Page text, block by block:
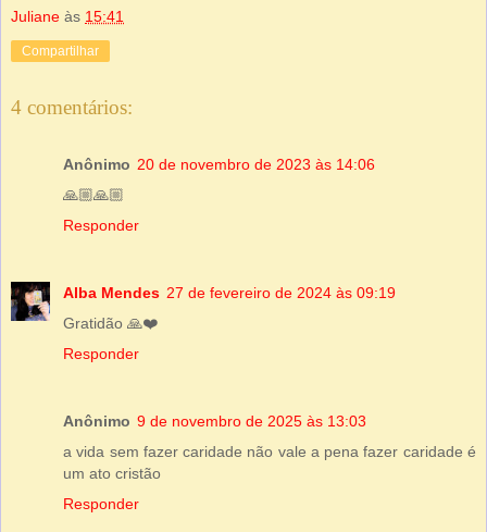
Juliane às 15:41
Compartilhar
4 comentários:
Anônimo 20 de novembro de 2023 às 14:06
🙏🏼🙏🏼
Responder
Alba Mendes 27 de fevereiro de 2024 às 09:19
Gratidão 🙏❤️
Responder
Anônimo 9 de novembro de 2025 às 13:03
a vida sem fazer caridade não vale a pena fazer caridade é
um ato cristão
Responder